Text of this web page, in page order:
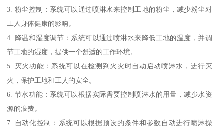
3. 粉尘控制：系统可以通过喷淋水来控制工地的粉尘，减少粉尘对
工人身体健康的影响。
4. 降温和湿度调节：系统可以通过喷淋水来降低工地的温度，并调
节工地的湿度，提供一个舒适的工作环境。
5. 灭火功能：系统可以在检测到火灾时自动启动喷淋水，进行灭
火，保护工地和工人的安全。
6. 节水功能：系统可以根据实际需要控制喷淋水的用量，减少水资
源的浪费。
7. 自动化控制：系统可以根据预设的条件和参数自动进行喷淋操